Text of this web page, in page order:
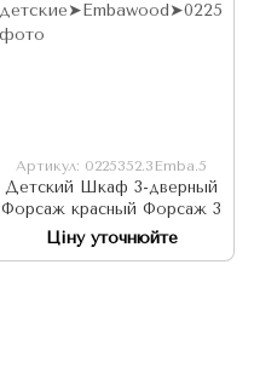
Артикул: 0225352.3Emba.5
Детский Шкаф 3-дверный
Форсаж красный Форсаж 3
Ціну уточнюйте